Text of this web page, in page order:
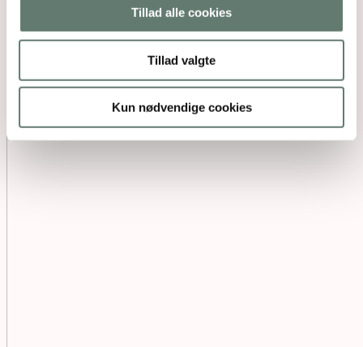
Tillad alle cookies
Tillad valgte
Kun nødvendige cookies